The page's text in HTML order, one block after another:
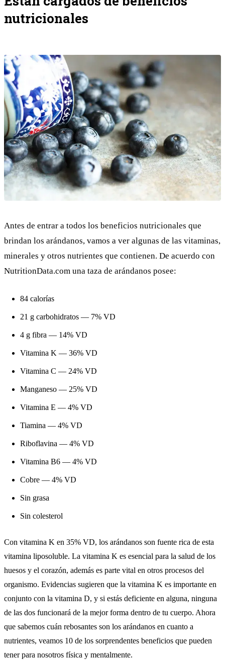
nutricionales
Antes de entrar a todos los beneficios nutricionales que
brindan los arándanos, vamos a ver algunas de las vitaminas,
minerales y otros nutrientes que contienen. De acuerdo con
NutritionData.com una taza de arándanos posee:
84 calorías
21 g carbohidratos — 7% VD
4 g fibra — 14% VD
Vitamina K — 36% VD
Vitamina C — 24% VD
Manganeso — 25% VD
Vitamina E — 4% VD
Tiamina — 4% VD
Riboflavina — 4% VD
Vitamina B6 — 4% VD
Cobre — 4% VD
Sin grasa
Sin colesterol
Con vitamina K en 35% VD, los arándanos son fuente rica de esta
vitamina liposoluble. La vitamina K es esencial para la salud de los
huesos y el corazón, además es parte vital en otros procesos del
organismo. Evidencias sugieren que la vitamina K es importante en
conjunto con la vitamina D, y si estás deficiente en alguna, ninguna
de las dos funcionará de la mejor forma dentro de tu cuerpo. Ahora
que sabemos cuán rebosantes son los arándanos en cuanto a
nutrientes, veamos 10 de los sorprendentes beneficios que pueden
tener para nosotros física y mentalmente.